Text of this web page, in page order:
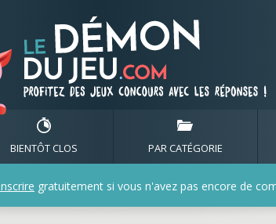
BIENTÔT CLOS PAR CATÉGORIE
gratuitement si vous n'avez pas encore de